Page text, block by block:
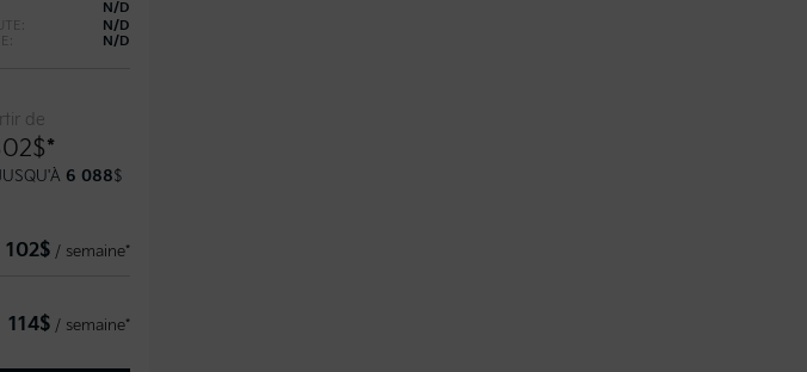
N/D
N/D
N/D
de
$*
6 088$
102$ / semaine*
114$ / semaine*